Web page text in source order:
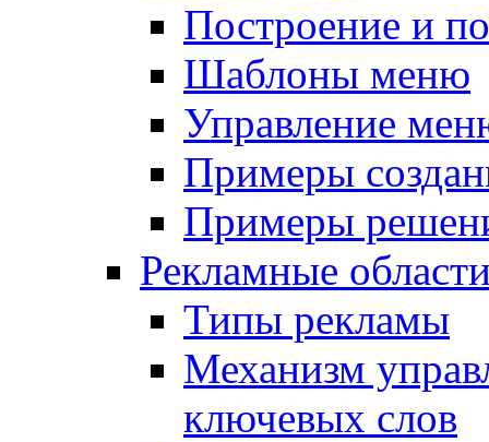
Построение и
Шаблоны меню
Управление
Примеры
Примеры
Рекламные
Типы рекламы
Механизм
ключевых слов